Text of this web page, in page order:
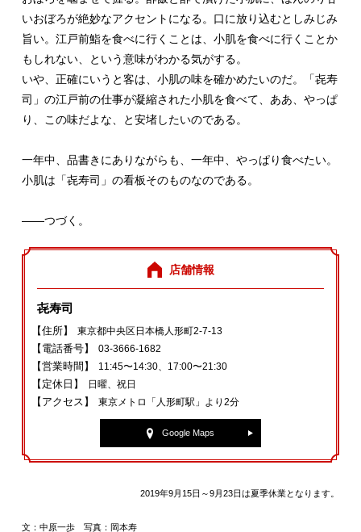
いおぼろが絶妙なアクセントになる。口に放り込むとしみじみ
旨い。江戸前鮨を食べに行くことは、小肌を食べに行くことか
もしれない、という意味がわかる気がする。
いや、正確にいうと客は、小肌の味を確かめたいのだ。「㐂寿
司」の江戸前の仕事が凝縮された小肌を食べて、ああ、やっぱ
り、この味だよな、と安堵したいのである。
一年中、品書きにありながらも、一年中、やっぱり食べたい。
小肌は「㐂寿司」の看板そのものなのである。
――つづく。
店舗情報
㐂寿司
【住所】 東京都中央区日本橋人形町2-7-13
【電話番号】 03-3666-1682
【営業時間】 11:45〜14:30、17:00〜21:30
【定休日】 日曜、祝日
【アクセス】 東京メトロ「人形町駅」より2分
Google Maps
2019年9月15日～9月23日は夏季休業となります。
文：中原一歩 写真：岡本寿